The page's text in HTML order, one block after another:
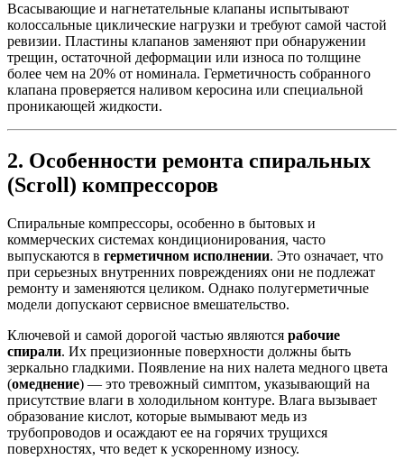
Всасывающие и нагнетательные клапаны испытывают
колоссальные циклические нагрузки и требуют самой частой
ревизии. Пластины клапанов заменяют при обнаружении
трещин, остаточной деформации или износа по толщине
более чем на 20% от номинала. Герметичность собранного
клапана проверяется наливом керосина или специальной
проникающей жидкости.
2. Особенности ремонта спиральных
(Scroll) компрессоров
Спиральные компрессоры, особенно в бытовых и
коммерческих системах кондиционирования, часто
выпускаются в герметичном исполнении. Это означает, что
при серьезных внутренних повреждениях они не подлежат
ремонту и заменяются целиком. Однако полугерметичные
модели допускают сервисное вмешательство.
Ключевой и самой дорогой частью являются рабочие
спирали. Их прецизионные поверхности должны быть
зеркально гладкими. Появление на них налета медного цвета
(омеднение) — это тревожный симптом, указывающий на
присутствие влаги в холодильном контуре. Влага вызывает
образование кислот, которые вымывают медь из
трубопроводов и осаждают ее на горячих трущихся
поверхностях, что ведет к ускоренному износу.